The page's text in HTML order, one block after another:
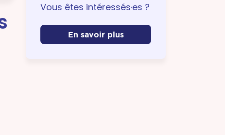
Vous êtes intéressés·es ?
En savoir plus